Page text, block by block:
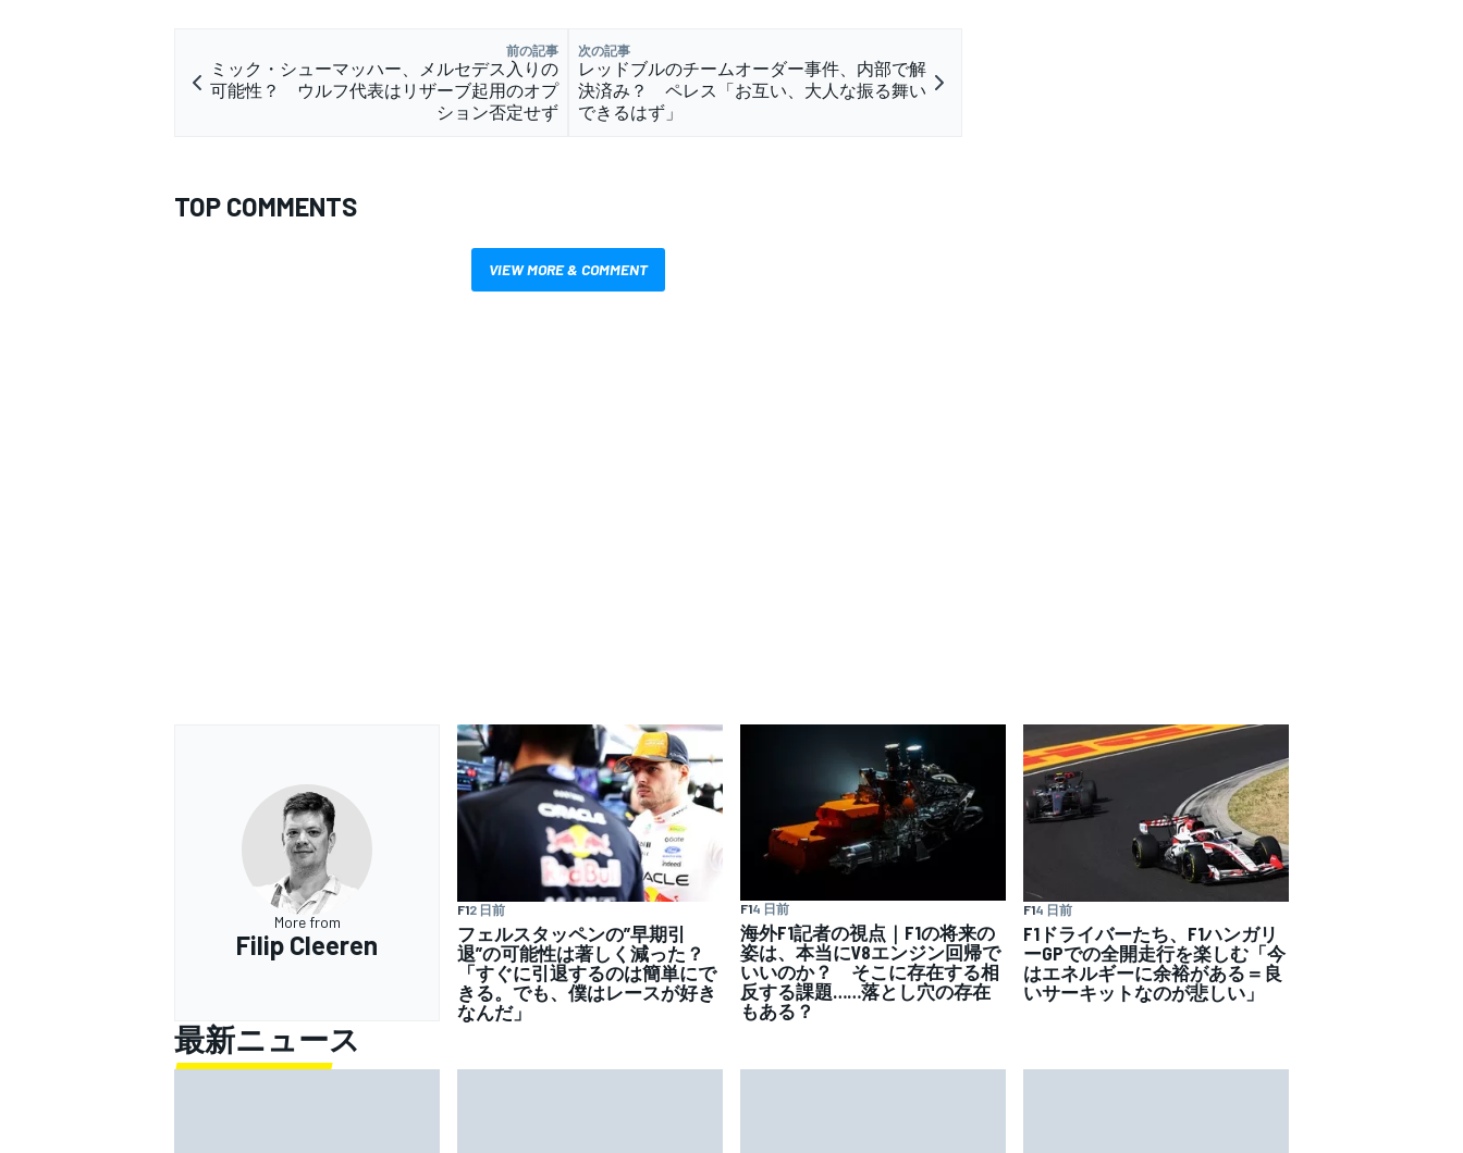
前の記事
ミック・シューマッハー、メルセデス入りの
可能性？ ウルフ代表はリザーブ起用のオプ
ション否定せず
次の記事
レッドブルのチームオーダー事件、内部で解
決済み？ ペレス「お互い、大人な振る舞い
できるはず」
TOP COMMENTS
VIEW MORE & COMMENT
More from
Filip Cleeren
F12 日前
フェルスタッペンの”早期引
退”の可能性は著しく減った？
「すぐに引退するのは簡単にで
きる。でも、僕はレースが好き
なんだ」
F14 日前
海外F1記者の視点｜F1の将来の
姿は、本当にV8エンジン回帰で
いいのか？ そこに存在する相
反する課題……落とし穴の存在
もある？
F14 日前
F1ドライバーたち、F1ハンガリ
ーGPでの全開走行を楽しむ「今
はエネルギーに余裕がある＝良
いサーキットなのが悲しい」
最新ニュース